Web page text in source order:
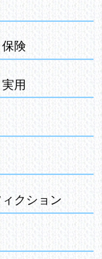
険
用
ィクション